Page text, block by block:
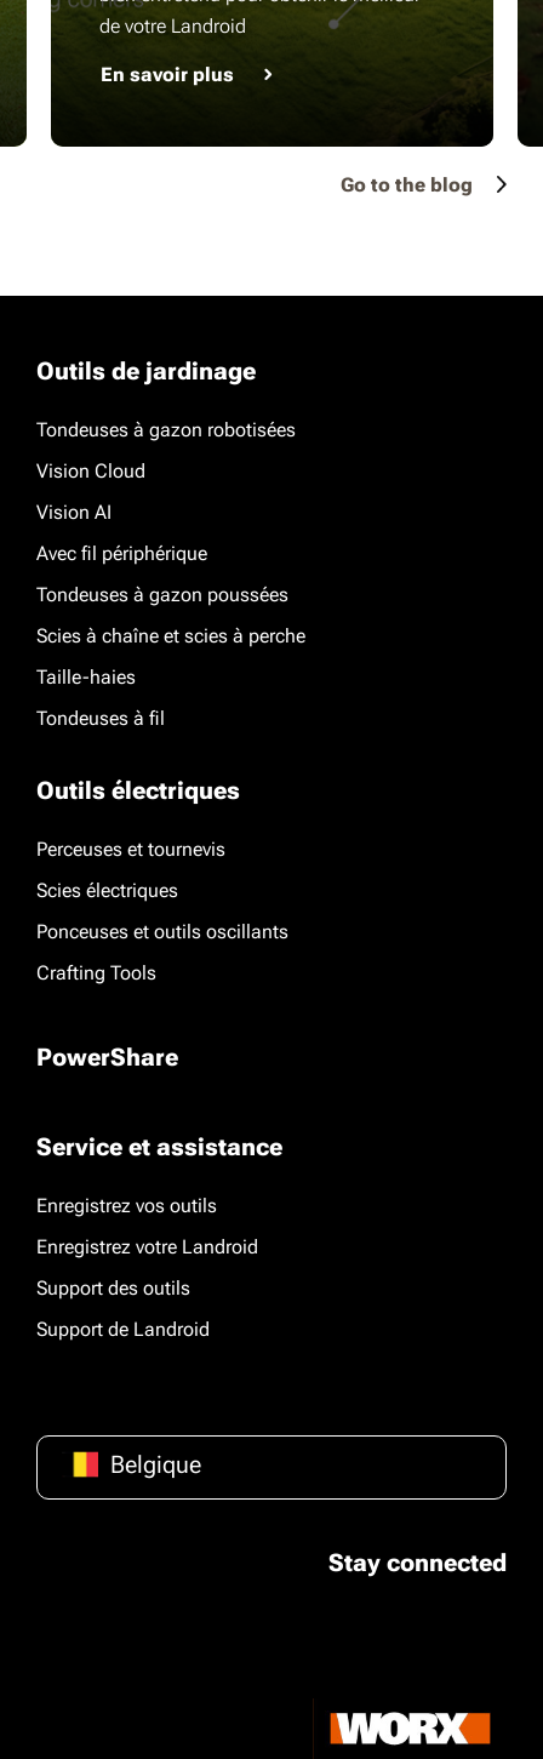
de votre Landroid
En savoir plus
Go to the blog
Outils de jardinage
Tondeuses à gazon robotisées
Vision Cloud
Vision AI
Avec fil périphérique
Tondeuses à gazon poussées
Scies à chaîne et scies à perche
Taille-haies
Tondeuses à fil
Outils électriques
Perceuses et tournevis
Scies électriques
Ponceuses et outils oscillants
Crafting Tools
PowerShare
Service et assistance
Enregistrez vos outils
Enregistrez votre Landroid
Support des outils
Support de Landroid
Belgique
Stay connected